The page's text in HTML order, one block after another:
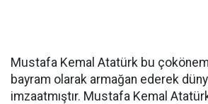
Mustafa Kemal Atatürk bu
bayram olarak armağan ederek
imzaatmıştır. Mustafa Kemal